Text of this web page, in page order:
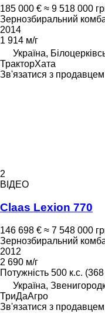
185 000 € ≈ 9 518 000
Зернозбиральний
2014
1 914 м/г
Україна,
ТракторХата
Зв'язатися з продавцем
2
ВІДЕО
Claas Lexion 770
146 698 € ≈ 7 548 000
Зернозбиральний
2012
2 690 м/г
Потужність 500 к.с. (368
Україна,
ТриДаАгро
Зв'язатися з продавцем